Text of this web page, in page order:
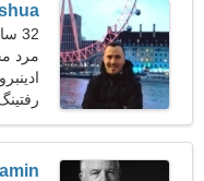
32 سال, برج حمل
مرد
ادینبرو